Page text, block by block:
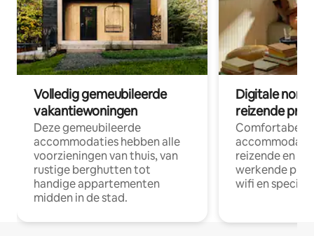
Volledig gemeubileerde
vakantiewoningen
Deze gemeubileerde
accommodaties hebben alle
voorzieningen van thuis, van
rustige berghutten tot
handige appartementen
midden in de stad.
Digitale
reizende
Comfortabele
reizende en
werkende
wifi en